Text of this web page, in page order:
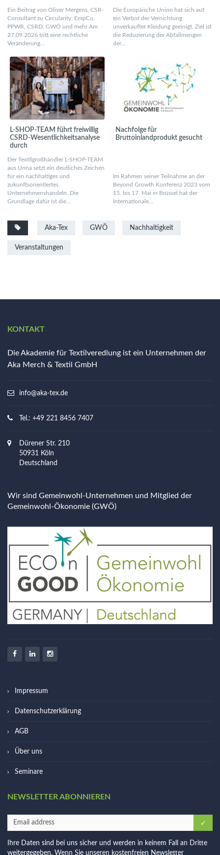
Ein Beitrag von Oliver Mergens, CSR-
Consultant zu Circularity, EmpCo,
PPWR, CSRD, GWÖ und mehr Am
27.09.2026 tritt eine rechtliche
Veränderung…
Die Europäische Union hat sich auf
ein Verbot der Vernichtung
unverkaufter Kleidung geeinigt. Ziel ist
die Reduzierung der Abfallmengen
der…
L-SHOP-TEAM führt freiwillig
CSRD-Wesentlichkeitsanalyse
durch
Der Textilgroßhändler L-SHOP-TEAM
aus Unna setzt ein deutliches Zeichen
für ein nachhaltiges und
zukunftsorientiertes
Unternehmenshandeln. Die
Grundlage dafür ist die…
Nachfolge für
Bruttoinlandprodukt gesucht
Im Rahmen seiner Teilnahme an der
Beyond Growth Konferenz 2023 vom
15. bis 17. Mai in Brüssel hat der
Internationale…
Aka-Tex GWÖ Nachhaltigkeit
Veranstaltungen
KONTAKT
Die Akademie für Textilveredlung ist ein Unternehmen der
Aka Merch & Textil GmbH
info@aka-tex.de
Tel.: +49 221 8456 7407
Dürener Str. 210
50931 Köln
Deutschland
Wir sind Gemeinwohl-Unternehmen und Mitglied der
Gemeinwohl-Ökonomie (GWÖ)
Impressum
Datenschutzerklärung
AGB
Über uns
Seminare
NEWSLETTER ABONNIEREN
Ihre Daten sind bei uns sicher und werden in keinem Fall an Dritte
weitergegeben. Wenn Sie unseren kostenfreien Newsletter